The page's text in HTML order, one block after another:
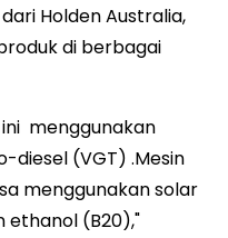
Holden Australia,
di berbagai
menggunakan
diesel (VGT) .Mesin
menggunakan solar
ethanol (B20),"